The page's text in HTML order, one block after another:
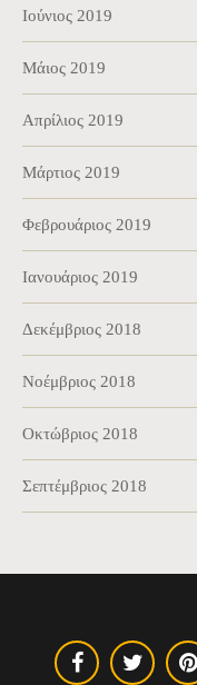
Ιούνιος 2019
Μάιος 2019
Απρίλιος 2019
Μάρτιος 2019
Φεβρουάριος 2019
Ιανουάριος 2019
Δεκέμβριος 2018
Νοέμβριος 2018
Οκτώβριος 2018
Σεπτέμβριος 2018